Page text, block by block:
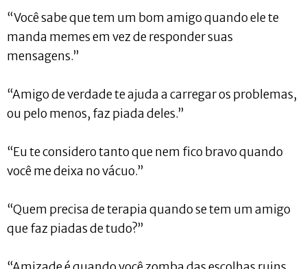
“Você sabe que tem um bom amigo quando ele te
manda memes em vez de responder suas
mensagens.”
“Amigo de verdade te ajuda a carregar os problemas,
ou pelo menos, faz piada deles.”
“Eu te considero tanto que nem fico bravo quando
você me deixa no vácuo.”
“Quem precisa de terapia quando se tem um amigo
que faz piadas de tudo?”